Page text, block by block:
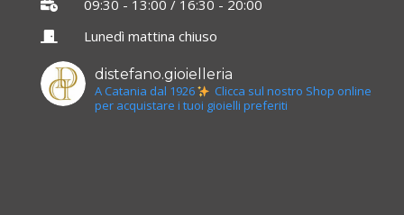
09:30 - 13:00 / 16:30 - 20:00
Lunedì mattina chiuso
distefano.gioielleria
A Catania dal 1926
Clicca sul nostro Shop online
per acquistare i tuoi gioielli preferiti